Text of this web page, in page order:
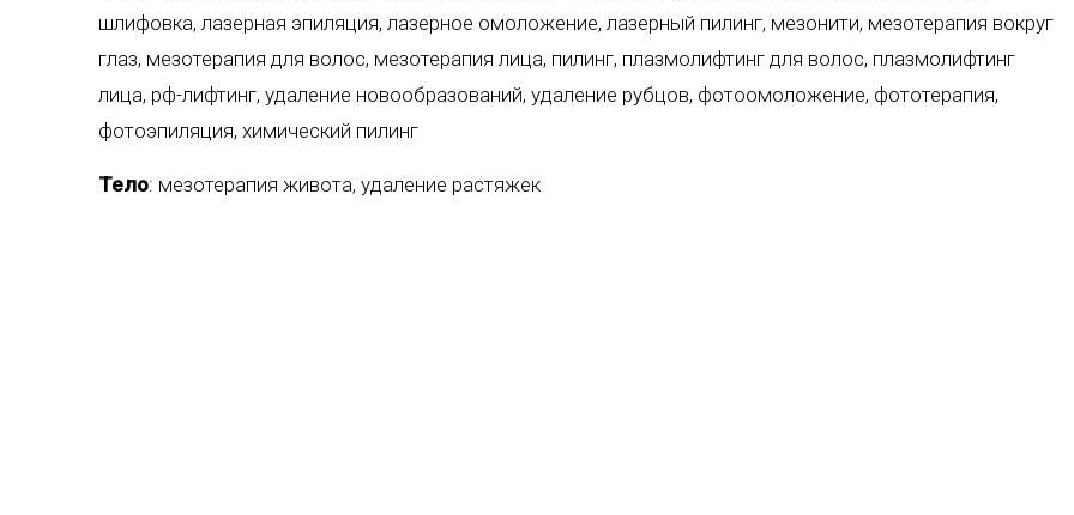
шлифовка, лазерная эпиляция, лазерное омоложение, лазерный пилинг, мезонити, мезотерапия вокруг
глаз, мезотерапия для волос, мезотерапия лица, пилинг, плазмолифтинг для волос, плазмолифтинг
лица, рф-лифтинг, удаление новообразований, удаление рубцов, фотоомоложение, фототерапия,
фотоэпиляция, химический пилинг
Тело: мезотерапия живота, удаление растяжек